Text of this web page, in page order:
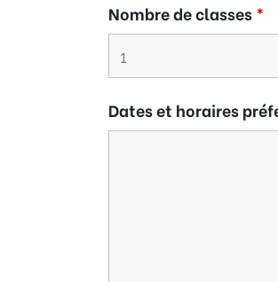
Nombre de classes*
Dates et horaires